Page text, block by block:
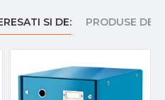
SI DE: PRODUSE DE